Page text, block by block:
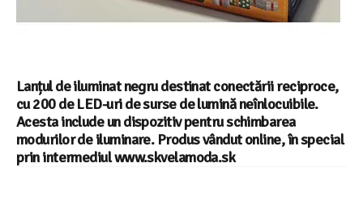
Lanțul de iluminat negru destinat conectării reciproce,
cu 200 de LED-uri de surse de lumină neînlocuibile.
Acesta include un dispozitiv pentru schimbarea
modurilor de iluminare. Produs vândut online, în special
prin intermediul www.skvelamoda.sk